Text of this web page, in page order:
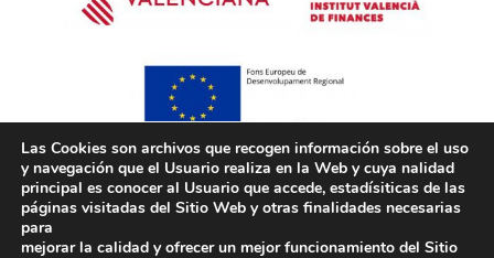
Las Cookies son archivos que recogen información sobre el uso
y navegación que el Usuario realiza en la Web y cuya nalidad
principal es conocer al Usuario que accede, estadísiticas de las
páginas visitadas del Sitio Web y otras finalidades necesarias
para
mejorar la calidad y ofrecer un mejor funcionamiento del Sitio
Cofinançat per la Unió Europea a través del
Programa Operatiu del Fons Europeu de